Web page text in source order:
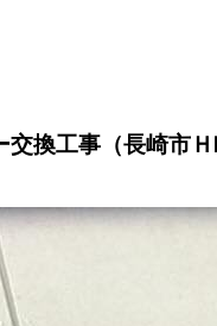
交換工事（長崎市